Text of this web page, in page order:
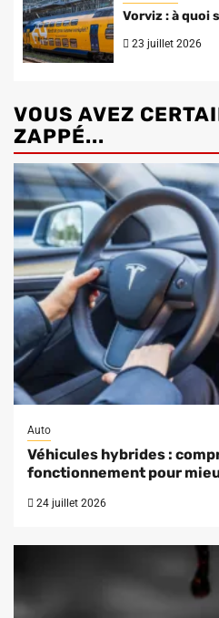
Vorviz : à quoi
23 juillet 2026
VOUS AVEZ
ZAPPÉ...
Auto
Véhicules hybrides :
fonctionnement pour
24 juillet 2026